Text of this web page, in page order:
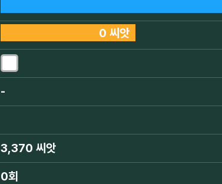
0 씨앗
-
3,370 씨앗
0회